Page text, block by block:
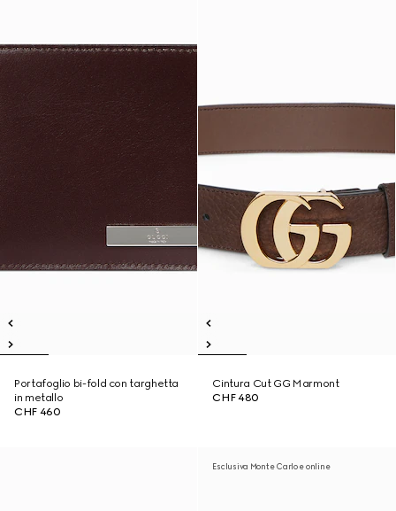
Portafoglio bi-fold con targhetta
in metallo
CHF 460
Cintura Cut GG Marmont
CHF 480
Esclusiva Monte Carlo e online